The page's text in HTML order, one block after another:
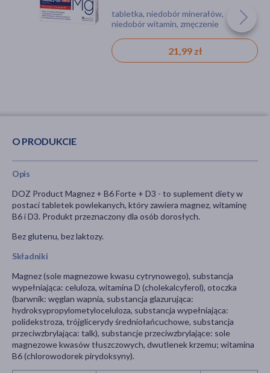
tabletka, niedobór minerałów,
niedobór witamin, zmęczenie
21,99 zł
kapsułki, niedobór witamin, obniżona
odporność, zmęczenie
29,99 zł
O PRODUKCIE
Opis
DOZ Product Magnez + B6 Forte + D3 - to suplement diety w
postaci tabletek powlekanych, który zawiera magnez, witaminę
B6 i D3. Produkt przeznaczony dla osób dorosłych.
Bez glutenu, bez laktozy.
Składniki
Magnez (sole magnezowe kwasu cytrynowego), substancja
wypełniająca: celuloza, witamina D (cholekalcyferol), otoczka
(barwnik: węglan wapnia, substancja glazurująca:
hydroksypropylometyloceluloza, substancja wypełniająca:
polidekstroza, trójglicerydy średniołańcuchowe, substancja
przeciwzbrylająca: talk), substancje przeciwzbrylające: sole
magnezowe kwasów tłuszczowych, dwutlenek krzemu; witamina
B6 (chlorowodorek pirydoksyny).